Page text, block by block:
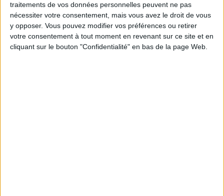
traitements de vos données personnelles peuvent ne pas
nécessiter votre consentement, mais vous avez le droit de vous
y opposer. Vous pouvez modifier vos préférences ou retirer
votre consentement à tout moment en revenant sur ce site et en
cliquant sur le bouton "Confidentialité" en bas de la page Web.